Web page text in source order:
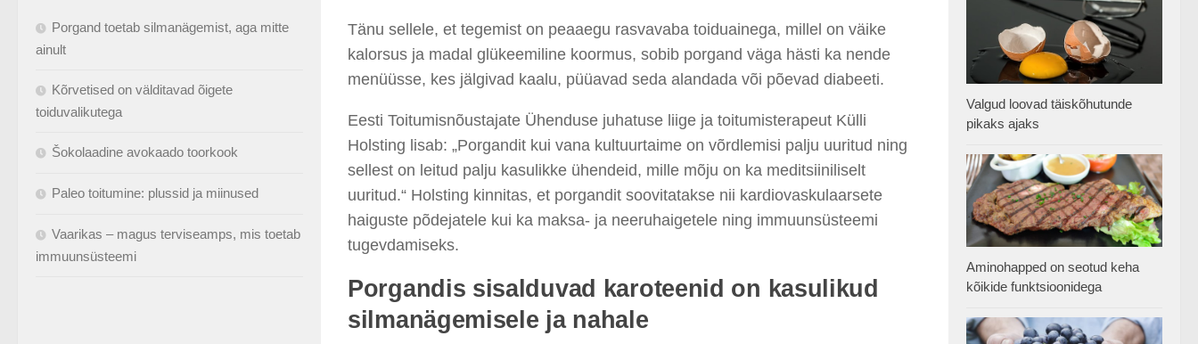
Tänu sellele, et tegemist on peaaegu rasvavaba toiduainega, millel on väike
kalorsus ja madal glükeemiline koormus, sobib porgand väga hästi ka nende
menüüsse, kes jälgivad kaalu, püüavad seda alandada või põevad diabeeti.
Eesti Toitumisnõustajate Ühenduse juhatuse liige ja toitumisterapeut Külli
Holsting lisab: „Porgandit kui vana kultuurtaime on võrdlemisi palju uuritud ning
sellest on leitud palju kasulikke ühendeid, mille mõju on ka meditsiiniliselt
uuritud.“ Holsting kinnitas, et porgandit soovitatakse nii kardiovaskulaarsete
haiguste põdejatele kui ka maksa- ja neeruhaigetele ning immuunsüsteemi
tugevdamiseks.
Porgandis sisalduvad karoteenid on kasulikud
silmanägemisele ja nahale
Porgand toetab silmanägemist, aga mitte
ainult
Kõrvetised on välditavad õigete
toiduvalikutega
Šokolaadine avokaado toorkook
Paleo toitumine: plussid ja miinused
Vaarikas – magus terviseamps, mis toetab
immuunsüsteemi
Valgud loovad täiskõhutunde
pikaks ajaks
Aminohapped on seotud keha
kõikide funktsioonidega